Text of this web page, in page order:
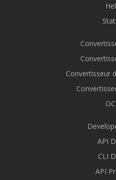
Convertisseur
API
CLI
API